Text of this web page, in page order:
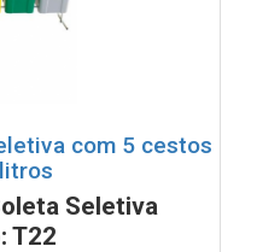
com 5 cestos
Seletiva
T22